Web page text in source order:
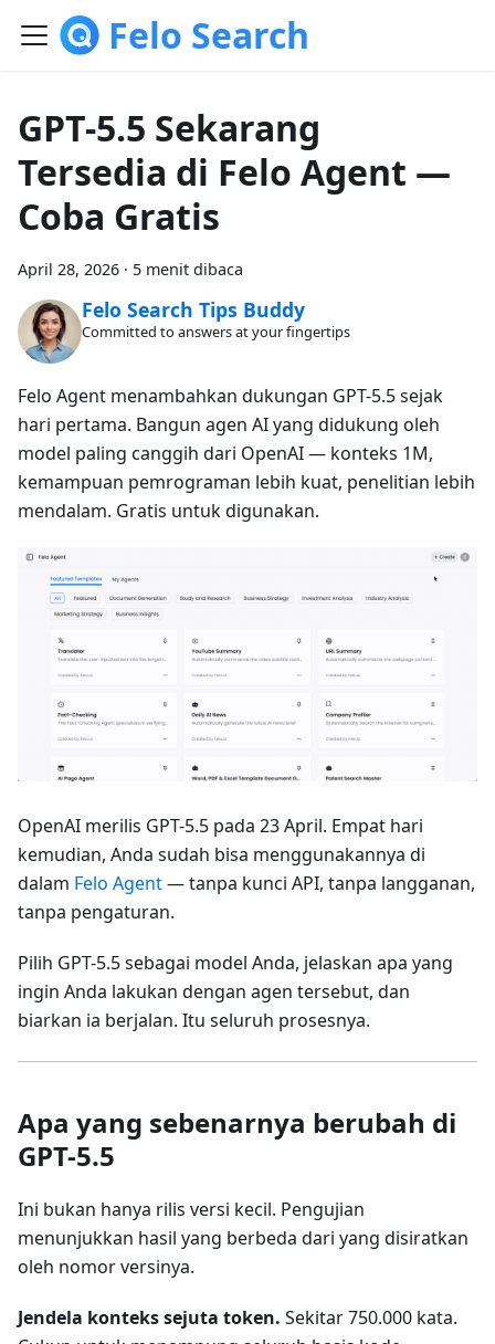
Felo Search
GPT-5.5 Sekarang
Tersedia di Felo Agent —
Coba Gratis
April 28, 2026 · 5 menit dibaca
Felo Search Tips Buddy
Committed to answers at your fingertips
Felo Agent menambahkan dukungan GPT-5.5 sejak
hari pertama. Bangun agen AI yang didukung oleh
model paling canggih dari OpenAI — konteks 1M,
kemampuan pemrograman lebih kuat, penelitian lebih
mendalam. Gratis untuk digunakan.
OpenAI merilis GPT-5.5 pada 23 April. Empat hari
kemudian, Anda sudah bisa menggunakannya di
dalam Felo Agent— tanpa kunci API, tanpa langganan,
tanpa pengaturan.
Pilih GPT-5.5 sebagai model Anda, jelaskan apa yang
ingin Anda lakukan dengan agen tersebut, dan
biarkan ia berjalan. Itu seluruh prosesnya.
Apa yang sebenarnya berubah di
GPT-5.5
Ini bukan hanya rilis versi kecil. Pengujian
menunjukkan hasil yang berbeda dari yang disiratkan
oleh nomor versinya.
Jendela konteks sejuta token. Sekitar 750.000 kata.